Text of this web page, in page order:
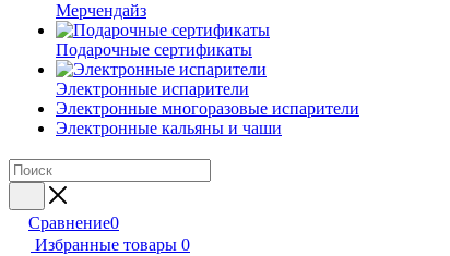
Мерчендайз
Подарочные сертификаты
Электронные испарители
Электронные многоразовые испарители
Электронные кальяны и чаши
Сравнение0
Избранные товары 0